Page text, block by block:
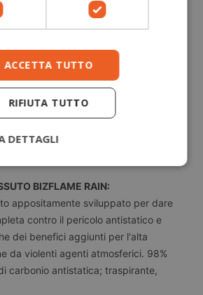
ignifugo altamente innovativo con
BIZFLAME MULTI:
progettato e sviluppato per fornire
Cotone e 1% fibra di Carbonio.
BIZFLAME RAIN:
appositamente sviluppato per dare
contro il pericolo antistatico e
dei benefici aggiunti per l'alta
da violenti agenti atmosferici. 98%
carbonio antistatica; traspirante,
ACCETTA TUTTO
RIFIUTA TUTTO
DETTAGLI